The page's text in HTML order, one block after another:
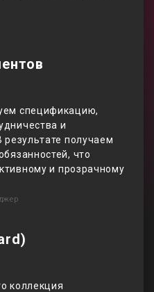
спецификацию,
и
результате получаем
что
и прозрачному
коллекция